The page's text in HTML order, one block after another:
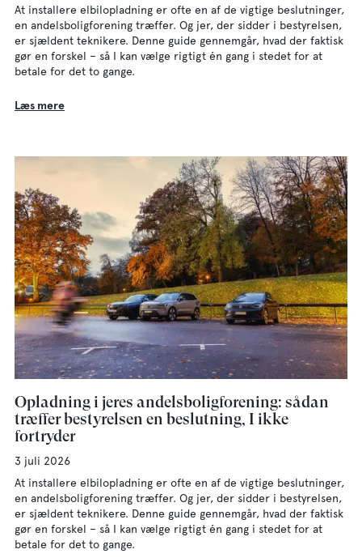
At installere elbilopladning er ofte en af de vigtige beslutninger,
en andelsboligforening træffer. Og jer, der sidder i bestyrelsen,
er sjældent teknikere. Denne guide gennemgår, hvad der faktisk
gør en forskel – så I kan vælge rigtigt én gang i stedet for at
betale for det to gange.
Læs mere
Opladning i jeres andelsboligforening: sådan
træffer bestyrelsen en beslutning, I ikke
fortryder
3 juli 2026
At installere elbilopladning er ofte en af de vigtige beslutninger,
en andelsboligforening træffer. Og jer, der sidder i bestyrelsen,
er sjældent teknikere. Denne guide gennemgår, hvad der faktisk
gør en forskel – så I kan vælge rigtigt én gang i stedet for at
betale for det to gange.